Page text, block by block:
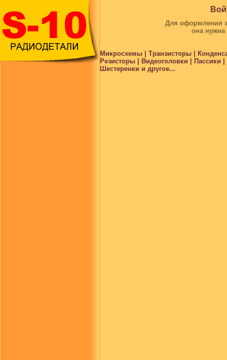
Для оформления
она
Микросхемы | Транзисторы |
Резисторы | Видеоголовки |
Шестеренки и другое...